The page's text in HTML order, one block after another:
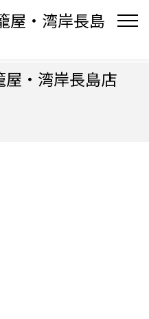
屋・湾岸長島
屋・湾岸長島店